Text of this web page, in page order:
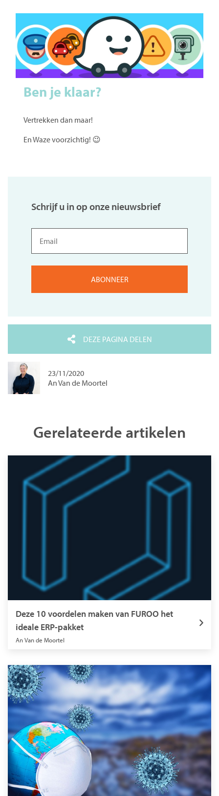
Ben je klaar?
Vertrekken dan maar!
En Waze voorzichtig! 😉
Schrijf u in op onze nieuwsbrief
DEZE PAGINA DELEN
23/11/2020
An Van de Moortel
Gerelateerde artikelen
Deze 10 voordelen maken van FUROO het
ideale ERP-pakket
An Van de Moortel